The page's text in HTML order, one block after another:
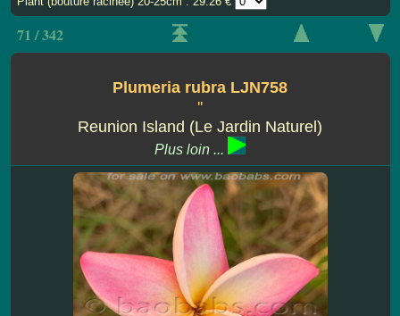
71 / 342
Plumeria rubra LJN758
''
Reunion Island (Le Jardin Naturel)
Plus loin ...